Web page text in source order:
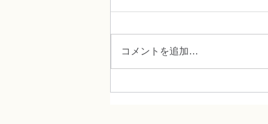
７月の料理教室
コメントを追加…